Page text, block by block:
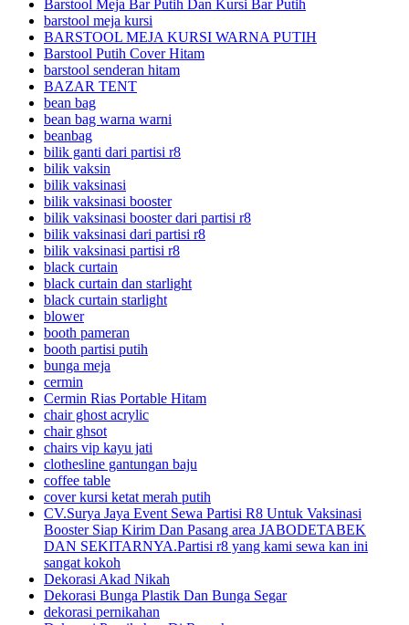
Barstool Meja Bar Putih Dan Kursi Bar Putih
barstool meja kursi
BARSTOOL MEJA KURSI WARNA PUTIH
Barstool Putih Cover Hitam
barstool senderan hitam
BAZAR TENT
bean bag
bean bag warna warni
beanbag
bilik ganti dari partisi r8
bilik vaksin
bilik vaksinasi
bilik vaksinasi booster
bilik vaksinasi booster dari partisi r8
bilik vaksinasi dari partisi r8
bilik vaksinasi partisi r8
black curtain
black curtain dan starlight
black curtain starlight
blower
booth pameran
booth partisi putih
bunga meja
cermin
Cermin Rias Portable Hitam
chair ghost acrylic
chair ghsot
chairs vip kayu jati
clothesline gantungan baju
coffee table
cover kursi ketat merah putih
CV.Surya Jaya Event Sewa Partisi R8 Untuk Vaksinasi
Booster Siap Kirim Dan Pasang area JABODETABEK
DAN SEKITARNYA.Partisi r8 yang kami sewa kan ini
sangat kokoh
Dekorasi Akad Nikah
Dekorasi Bunga Plastik Dan Bunga Segar
dekorasi pernikahan